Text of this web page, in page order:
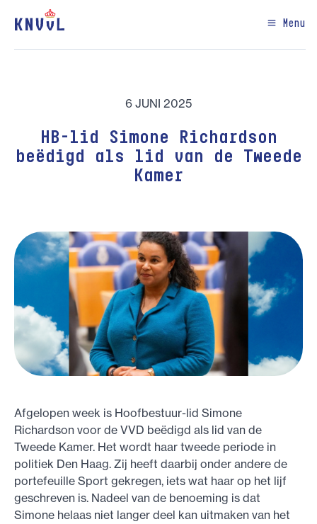
Menu
6 JUNI 2025
HB-lid Simone Richardson
beëdigd als lid van de Tweede
Kamer
Afgelopen week is Hoofbestuur-lid Simone
Richardson voor de VVD beëdigd als lid van de
Tweede Kamer. Het wordt haar tweede periode in
politiek Den Haag. Zij heeft daarbij onder andere de
portefeuille Sport gekregen, iets wat haar op het lijf
geschreven is. Nadeel van de benoeming is dat
Simone helaas niet langer deel kan uitmaken van het